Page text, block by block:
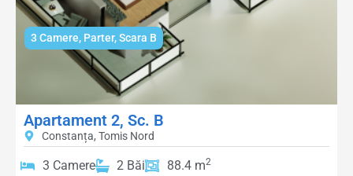
3 Camere, Parter,Scara B
Apartament 2, Sc. B
Constanța, Tomis Nord
3 Camere 2 Băi 88.4 m2